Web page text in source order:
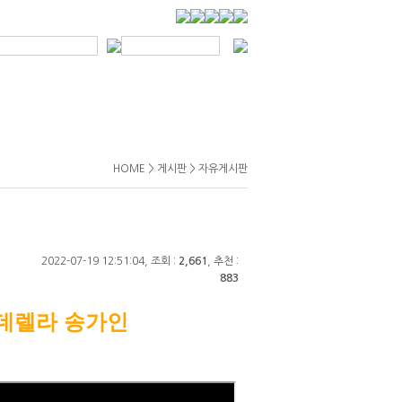
HOME > 게시판 > 자유게시판
2022-07-19 12:51:04, 조회 : 2,661
, 추천 :
883
렐라 송가인